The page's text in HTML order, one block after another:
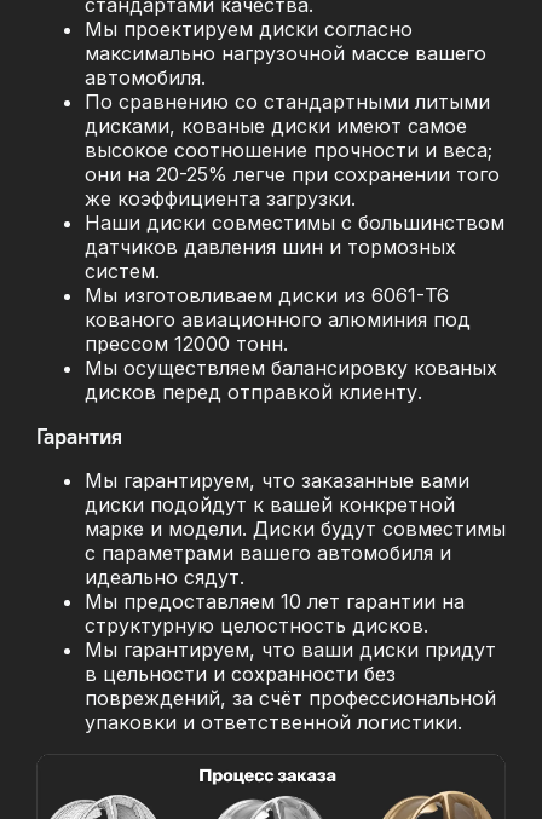
Мы проектируем диски согласно
максимально нагрузочной массе вашего
автомобиля.
По сравнению со стандартными литыми
дисками, кованые диски имеют самое
высокое соотношение прочности и веса;
они на 20-25% легче при сохранении того
же коэффициента загрузки.
Наши диски совместимы с большинством
датчиков давления шин и тормозных
систем.
Мы изготовливаем диски из 6061-T6
кованого авиационного алюминия под
прессом 12000 тонн.
Мы осуществляем балансировку кованых
дисков перед отправкой клиенту.
Гарантия
Мы гарантируем, что заказанные вами
диски подойдут к вашей конкретной
марке и модели. Диски будут совместимы
с параметрами вашего автомобиля и
идеально сядут.
Мы предоставляем 10 лет гарантии на
структурную целостность дисков.
Мы гарантируем, что ваши диски придут
в цельности и сохранности без
повреждений, за счёт профессиональной
упаковки и ответственной логистики.